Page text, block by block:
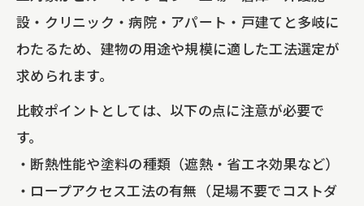
断熱塗装や外壁塗装での工法選択ポイン
ト
マンション・ビルでロープアクセス工法
が選ばれる背景
セス工法
雨漏り修理や防水工事の選び方を解説
設・クリニック・病院・アパート・戸建てと多岐に
わたるため、建物の用途や規模に適した工法選定が
求められます。
比較ポイントとしては、以下の点に注意が必要で
す。
・断熱性能や塗料の種類（遮熱・省エネ効果など）
・ロープアクセス工法の有無（足場不要でコストダ